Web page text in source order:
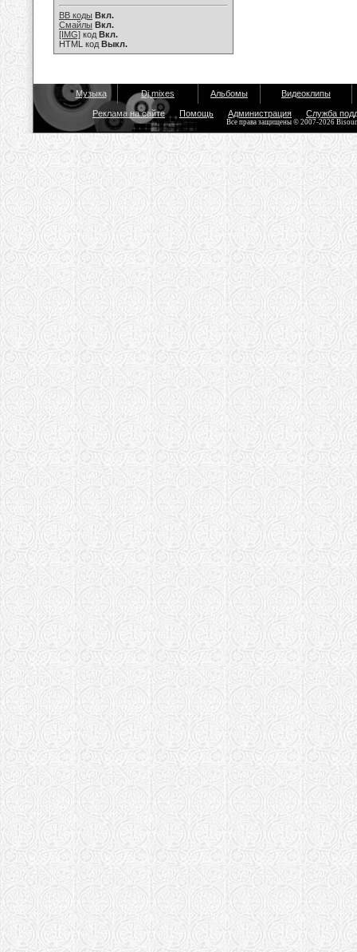
BB коды Вкл.
Смайлы Вкл.
[IMG] код Вкл.
HTML код Выкл.
Музыка Dj mixes Альбомы Видеоклипы
Реклама на сайте Помощь Администрация Служба
Все права защищены © 2007-2026